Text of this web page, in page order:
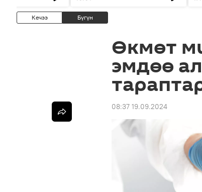
Кечээ Бүгүн
Өкмөт
эмдөө
08:37 19.09.2024